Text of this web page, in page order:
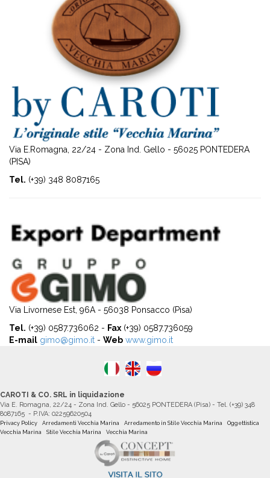
Via E.Romagna, 22/24 - Zona Ind. Gello - 56025 PONTEDERA
(PISA)
Tel. (+39) 348 8087165
Via Livornese Est, 96A - 56038 Ponsacco (Pisa)
Tel. (+39) 0587.736062 - Fax(+39) 0587.736059
E-mail gimo@gimo.it - Web www.gimo.it
CAROTI & CO. SRL in liquidazione
Via E. Romagna, 22/24 - Zona Ind. Gello - 56025 PONTEDERA (Pisa) - Tel. (+39) 348
8087165 - P.IVA: 02259620504
Privacy Policy Arredamenti Vecchia Marina Arredamento in Stile Vecchia Marina
Oggettistica
Vecchia Marina
Stile Vecchia Marina Vecchia Marina